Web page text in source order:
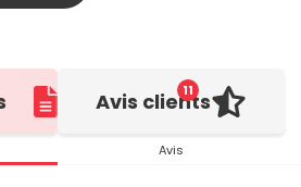
11
Avis clients
Avis